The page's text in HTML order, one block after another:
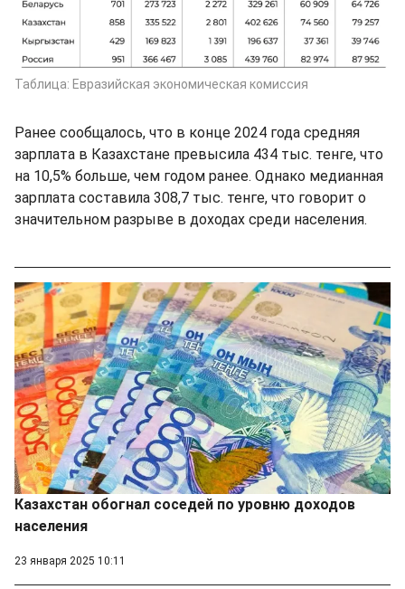
Таблица: Евразийская экономическая комиссия
Ранее сообщалось, что в конце 2024 года средняя
зарплата в Казахстане превысила 434 тыс. тенге, что
на 10,5% больше, чем годом ранее. Однако медианная
зарплата составила 308,7 тыс. тенге, что говорит о
значительном разрыве в доходах среди населения.
Казахстан обогнал соседей по уровню доходов
населения
23 января 2025 10:11